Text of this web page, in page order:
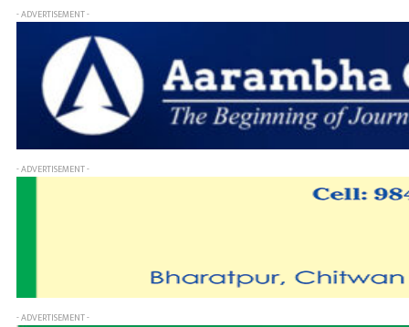
- ADVERTISEMENT -
- ADVERTISEMENT -
- ADVERTISEMENT -